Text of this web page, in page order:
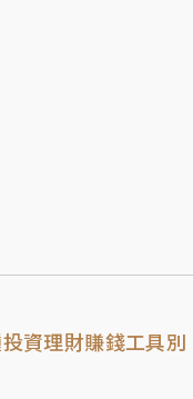
資理財賺錢工具別